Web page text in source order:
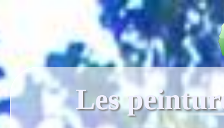
Les